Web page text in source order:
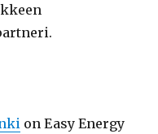
on Easy Energy